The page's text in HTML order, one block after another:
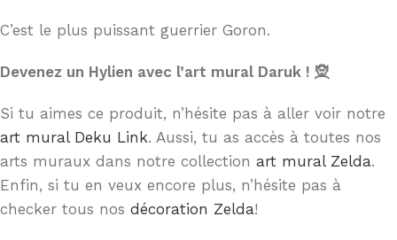
C’est le plus puissant guerrier Goron.
Devenez un Hylien avec l’art mural Daruk ! 🧝
Si tu aimes ce produit, n’hésite pas à aller voir notre
art mural Deku Link. Aussi, tu as accès à toutes nos
arts muraux dans notre collection art mural Zelda.
Enfin, si tu en veux encore plus, n’hésite pas à
checker tous nos décoration Zelda!